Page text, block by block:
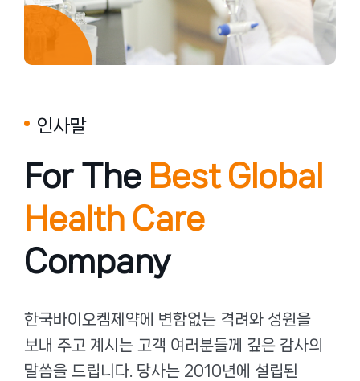
인사말
For The Best Global
Health Care
Company
한국바이오켐제약에 변함없는 격려와 성원을
보내 주고 계시는 고객 여러분들께 깊은 감사의
말씀을 드립니다. 당사는 2010년에 설립된